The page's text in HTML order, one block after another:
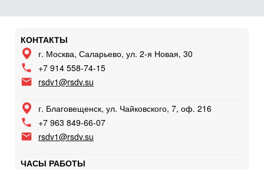
КОНТАКТЫ
г. Москва, Саларьево, ул. 2-я Новая, 30
+7 914 558-74-15
rsdv1@rsdv.su
г. Благовещенск, ул. Чайковского, 7, оф. 216
+7 963 849-66-07
rsdv1@rsdv.su
ЧАСЫ РАБОТЫ